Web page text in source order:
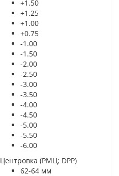
+1.50
+1.25
+1.00
+0.75
-1.00
-1.50
-2.00
-2.50
-3.00
-3.50
-4.00
-4.50
-5.00
-5.50
-6.00
Центровка (РМЦ; DPP)
62-64 мм